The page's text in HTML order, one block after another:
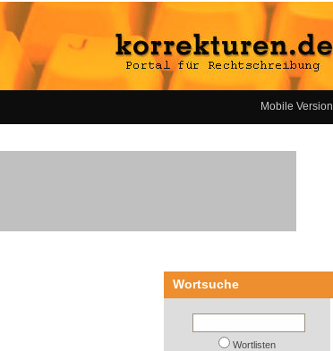
Mobile Version
Wortsuche
Wortlisten